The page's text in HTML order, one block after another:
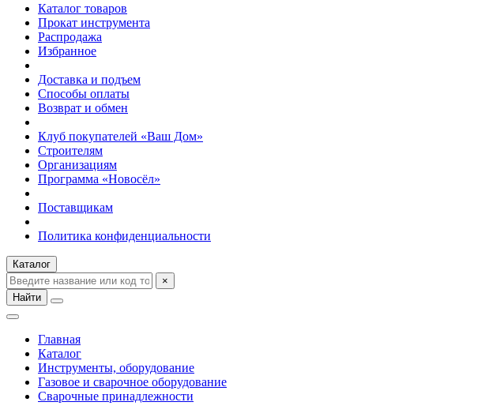
Каталог товаров
Прокат инструмента
Распродажа
Избранное
Доставка и подъем
Способы оплаты
Возврат и обмен
Клуб покупателей «Ваш Дом»
Строителям
Организациям
Программа «Новосёл»
Поставщикам
Политика конфиденциальности
Каталог
×
Найти
Главная
Каталог
Инструменты, оборудование
Газовое и сварочное оборудование
Сварочные принадлежности